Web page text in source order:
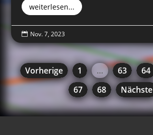
weiterlesen...
 Nov. 7, 2023
Vorherige 1 … 63 64
67
68 Nächste